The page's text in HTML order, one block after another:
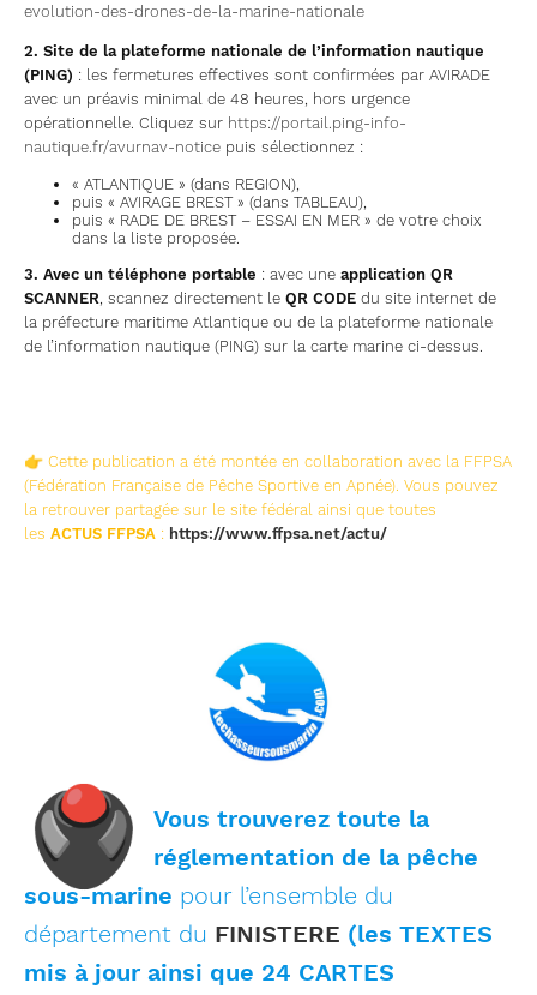
evolution-des-drones-de-la-marine-nationale
2. Site de la plateforme nationale de l’information nautique
(PING) : les fermetures effectives sont confirmées par AVIRADE
avec un préavis minimal de 48 heures, hors urgence
opérationnelle. Cliquez sur https://portail.ping-info-
nautique.fr/avurnav-notice puis sélectionnez :
« ATLANTIQUE » (dans REGION),
puis « AVIRAGE BREST » (dans TABLEAU),
puis « RADE DE BREST – ESSAI EN MER » de votre choix
dans la liste proposée.
3. Avec un téléphone portable : avec une application QR
SCANNER, scannez directement le QR CODE du site internet de
la préfecture maritime Atlantique ou de la plateforme nationale
de l’information nautique (PING) sur la carte marine ci-dessus.
👉 Cette publication a été montée en collaboration avec la FFPSA
(Fédération Française de Pêche Sportive en Apnée). Vous pouvez
la retrouver partagée sur le site fédéral ainsi que toutes
les ACTUS FFPSA : https://www.ffpsa.net/actu/
🖲
Vous trouverez toute la
réglementation de la pêche
sous-marine pour l’ensemble du
département du FINISTERE (les TEXTES
mis à jour ainsi que 24 CARTES